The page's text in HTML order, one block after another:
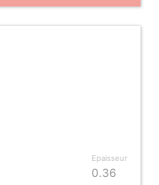
Epaisseur
0.36